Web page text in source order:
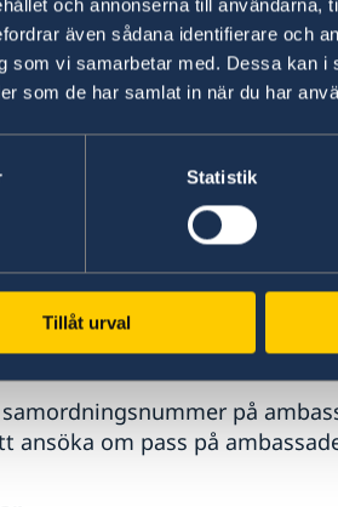
och annonserna till användarna,
även sådana identifierare och
som vi samarbetar med. Dessa kan i
som de har samlat in när du har
Statistik
Tillåt urval
här.Länk
för barn fött i Irak
och önskar söka ett svenskt
på ambassaden i
pass@gov.se
på
ansöka om pass på